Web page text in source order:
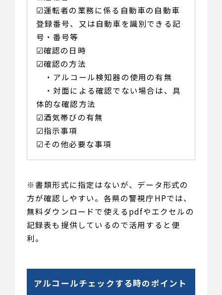
☑︎運転者の業務に係る自動車の自動車
登録番号、又は自動車を識別できる記
号・番号等
☑︎確認の日時
☑︎確認の方法
・アルコール検知器の使用の有無
・対面による確認でない場合は、具
体的な確認方法
☑︎酒気帯びの有無
☑︎指示事項
☑︎その他必要な事項
※書類形式に指定はないが、データ形式の
方が確認しやすい。各県の警視庁HPでは、
無料ダウンロードで使えるpdfやエクセルの
記録表も提供しているので活用すると便
利。
アルコールチェックする時のポイント